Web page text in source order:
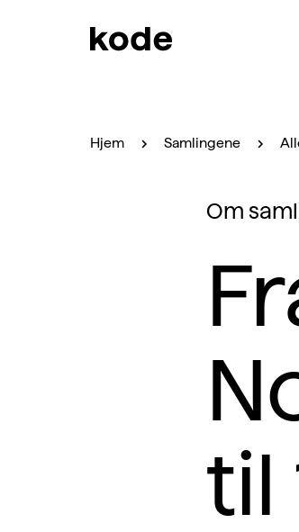
Hjem Samlingene
Om
til